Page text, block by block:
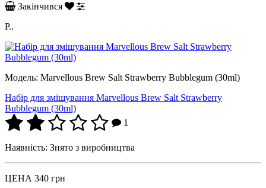
Закінчився
P..
Модель: Marvellous Brew Salt Strawberry Bubblegum (30ml)
Набір для змішування Marvellous Brew Salt Strawberry
Bubblegum (30ml)
1
Наявність: Знято з виробництва
ЦЕНА 340 грн